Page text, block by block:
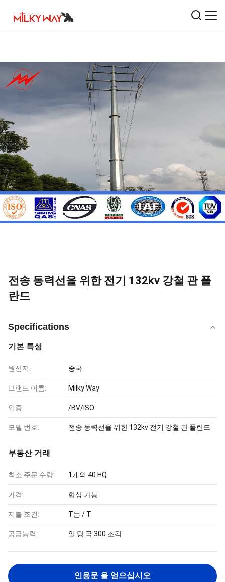
전송 동력선을 위한 전기 132kv 강철 관 폴
란드
Specifications
기본 특성
원산지: 중국
브랜드 이름: Milky Way
인증: /BV/ISO
모델 번호: 전송 동력선을 위한 132kv 전기 강철 관 폴란드
부동산 거래
최소 주문 수량: 1개의 40 HQ
가격: 협상 가능
지불 조건: T는 / T
공급능력: 일 당 극 300 조각
인용문 을 얻으십시오